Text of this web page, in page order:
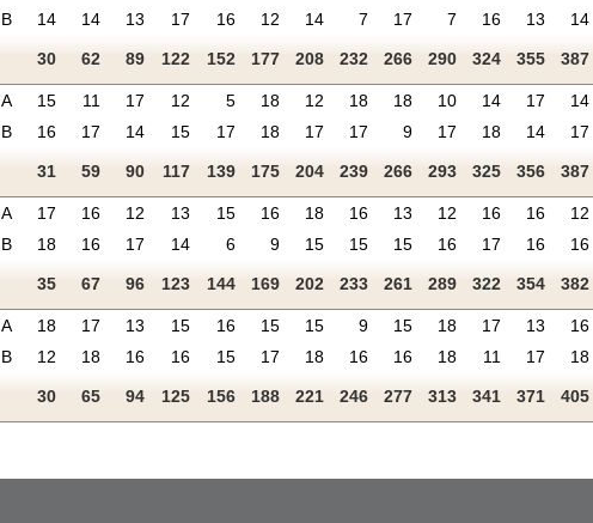
B 14 14 13 17 16 12 14 7 17 7 16 13 14
30 62 89 122 152 177 208 232 266 290 324 355 387
A 15 11 17 12 5 18 12 18 18 10 14 17 14
B 16 17 14 15 17 18 17 17 9 17 18 14 17
31 59 90 117 139 175 204 239 266 293 325 356 387
A 17 16 12 13 15 16 18 16 13 12 16 16 12
B 18 16 17 14 6 9 15 15 15 16 17 16 16
35 67 96 123 144 169 202 233 261 289 322 354 382
A 18 17 13 15 16 15 15 9 15 18 17 13 16
B 12 18 16 16 15 17 18 16 16 18 11 17 18
30 65 94 125 156 188 221 246 277 313 341 371 405